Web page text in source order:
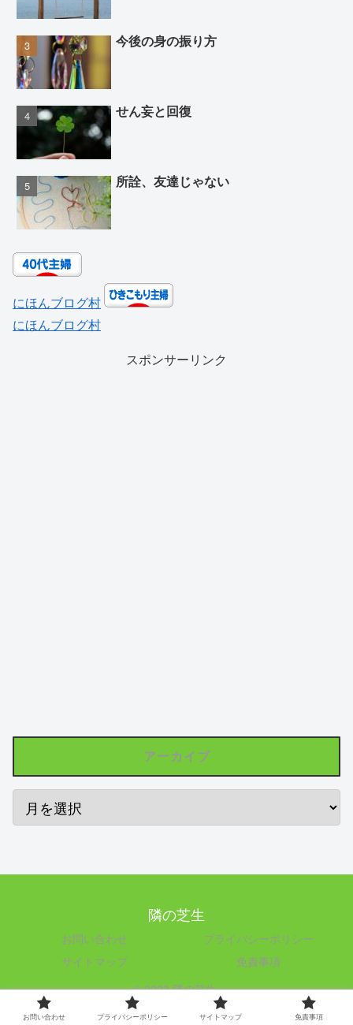
今後の身の振り方
せん妄と回復
所詮、友達じゃない
にほんブログ村
にほんブログ村
スポンサーリンク
アーカイブ
隣の芝生
お問い合わせ
プライバシーポリシー
サイトマップ
免責事項
© 2023 隣の芝生.
お問い合わせ プライバシーポリシー サイトマップ 免責事項